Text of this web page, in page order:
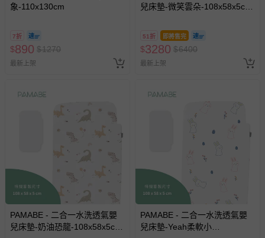
象-110x130cm
7折
$890 $1270
最新上架
兒床墊-微笑雲朵-108x58x5cm
Forever)
51折 即將售完
$3280 $6400
最新上架
PAMABE - 二合一水洗透氣嬰
兒床墊-奶油恐龍-108x58x5cm
PAMABE - 二合一水洗透氣嬰
兒床墊-Yeah柔軟小